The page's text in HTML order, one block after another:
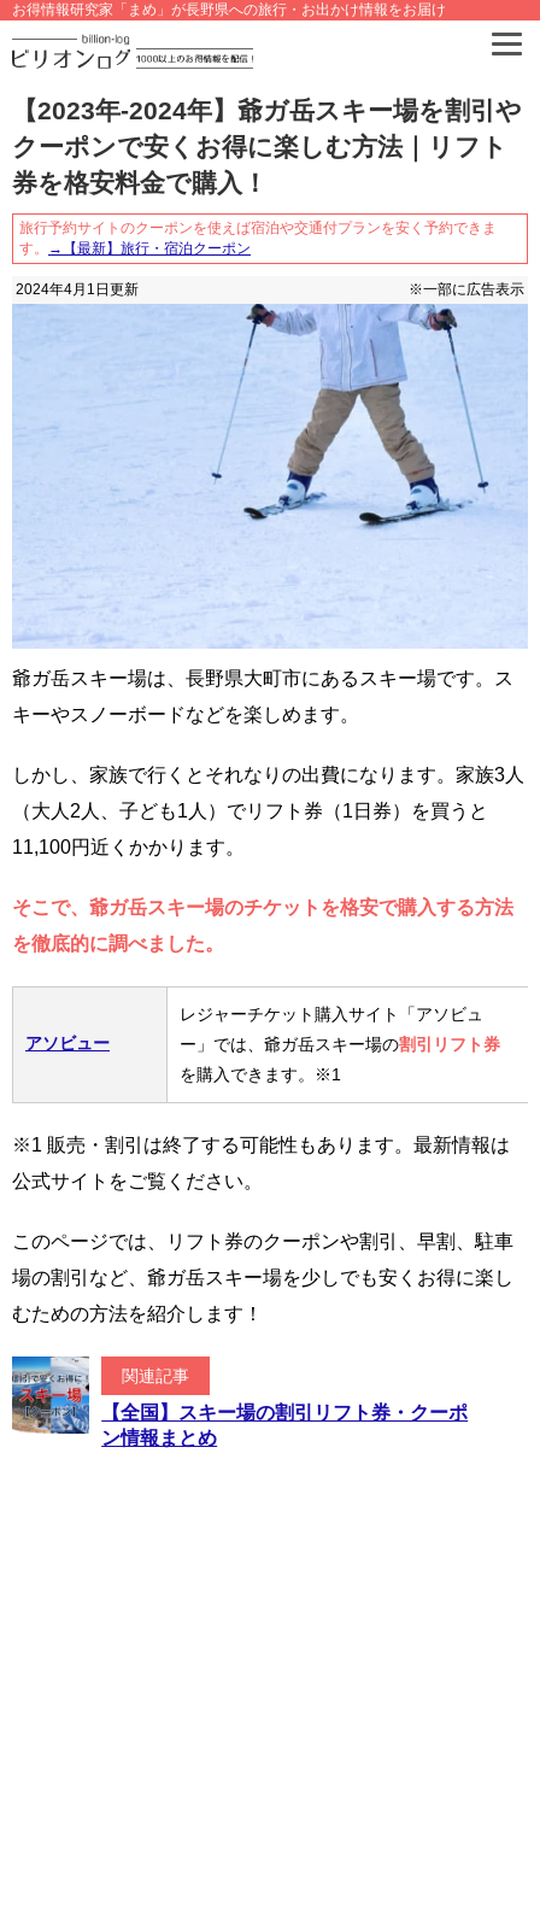
お得情報研究家「まめ」が長野県への旅行・お出かけ情報をお届け
【2023年-2024年】爺ガ岳スキー場を割引や
クーポンで安くお得に楽しむ方法｜リフト
券を格安料金で購入！
旅行予約サイトのクーポンを使えば宿泊や交通付プランを安く予約できま
す。
→【最新】旅行・宿泊クーポン
2024年4月1日 更新 ※一部に広告表示
爺ガ岳スキー場は、長野県大町市にあるスキー場です。ス
キーやスノーボードなどを楽しめます。
しかし、家族で行くとそれなりの出費になります。家族3人
（大人2人、子ども1人）でリフト券（1日券）を買うと
11,100円近くかかります。
そこで、爺ガ岳スキー場のチケットを格安で購入する方法
を徹底的に調べました。
アソビュー
レジャーチケット購入サイト「アソビュ
ー」では、爺ガ岳スキー場の割引リフト券
を購入できます。※1
※1 販売・割引は終了する可能性もあります。最新情報は
公式サイトをご覧ください。
このページでは、リフト券のクーポンや割引、早割、駐車
場の割引など、爺ガ岳スキー場を少しでも安くお得に楽し
むための方法を紹介します！
関連記事
【全国】スキー場の割引リフト券・クーポ
ン情報まとめ